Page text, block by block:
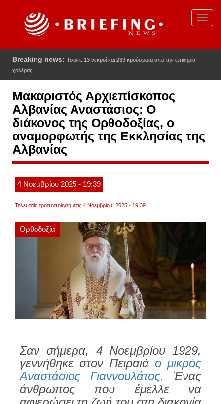
Breaking news: Τσαντ: 13 νεκροί και 239 κρούσματα από την επιδημία
χολέρας
Μακαριστός Αρχιεπίσκοπος
Αλβανίας Αναστάσιος: Ο
διάκονος της Ορθοδοξίας, ο
αναμορφωτής της Εκκλησίας της
Αλβανίας
4 Νοεμβρίου 2025 - 19:39
Τελευταία τροποποίηση στις 4 Νοεμβρίου, 2025 - 19:39
Ορθοδοξία
Σαν σήμερα, 4 Νοεμβρίου 1929,
γεννήθηκε στον Πειραιά ο μικρός
Αναστάσιος Γιαννουλάτος. Ένας
άνθρωπος που έμελλε να